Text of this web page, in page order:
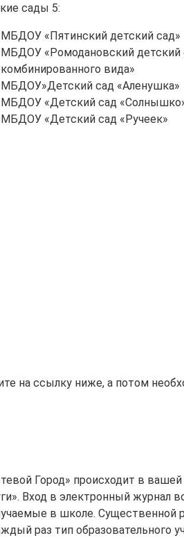
сады 5:
МБДОУ «Пятинский детский сад»
МБДОУ «Ромодановский детский
комбинированного вида»
МБДОУ»Детский сад «Аленушка»
МБДОУ «Детский сад
МБДОУ «Детский сад «Ручеек»
на ссылку ниже, а потом
Город» происходит в
Вход в электронный
в школе. Существенной
раз тип образовательного